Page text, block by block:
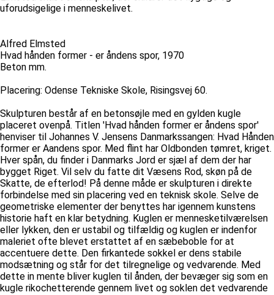
uforudsigelige i menneskelivet.
Alfred Elmsted
Hvad hånden former - er åndens spor, 1970
Beton mm.
Placering: Odense Tekniske Skole, Risingsvej 60.
Skulpturen består af en betonsøjle med en gylden kugle
placeret ovenpå. Titlen 'Hvad hånden former er åndens spor'
henviser til Johannes V. Jensens Danmarkssangen: Hvad Hånden
former er Aandens spor. Med flint har Oldbonden tømret, kriget.
Hver spån, du finder i Danmarks Jord er sjæl af dem der har
bygget Riget. Vil selv du fatte dit Væsens Rod, skøn på de
Skatte, de efterlod! På denne måde er skulpturen i direkte
forbindelse med sin placering ved en teknisk skole. Selve de
geometriske elementer der benyttes har igennem kunstens
historie haft en klar betydning. Kuglen er mennesketilværelsen
eller lykken, den er ustabil og tilfældig og kuglen er indenfor
maleriet ofte blevet erstattet af en sæbeboble for at
accentuere dette. Den firkantede sokkel er dens stabile
modsætning og står for det tilregnelige og vedvarende. Med
dette in mente bliver kuglen til ånden, der bevæger sig som en
kugle rikochetterende gennem livet og soklen det vedvarende